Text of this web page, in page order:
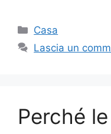
Categorie
Casa
Lascia un
Perché